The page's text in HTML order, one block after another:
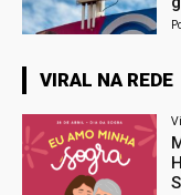
VIRAL NA REDE